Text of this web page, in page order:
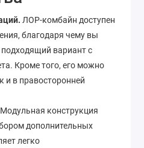
ЛОР-комбайн доступен
благодаря чему вы
вариант с
Кроме того, его можно
и в правосторонней
Модульная конструкция
дополнительных
легко